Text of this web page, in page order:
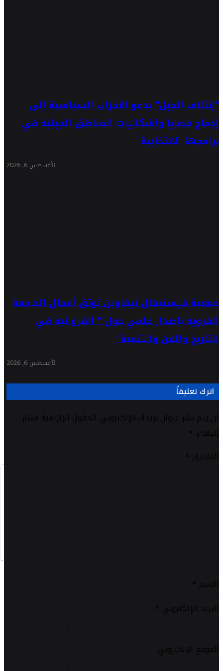
“إئتلاف الجبل” يدعو الأحزاب السياسية إلى
إدماج قضايا وإشكاليات المناطق الجبلية في
برامجها الانتخابية
أغسطس 6, 2026
جمعية فيستيفال تيفاوين توثق أعمال الجامعة
القروية بإصدار علمي حول ” القروانية في
التاريخ والفن والتنمية”
أغسطس 6, 2026
اترك تعليقاً
لن يتم نشر عنوان بريدك الإلكتروني. الحقول الإلزامية مشار
إليها بـ *
التعليق *
الاسم *
البريد الإلكتروني *
الموقع الإلكتروني